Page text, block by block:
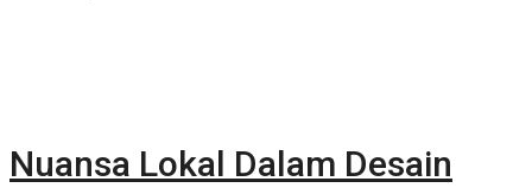
Nuansa Lokal Dalam Desain